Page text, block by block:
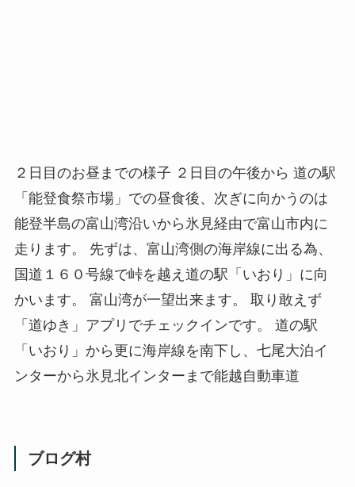
２日目のお昼までの様子 ２日目の午後から 道の駅
「能登食祭市場」での昼食後、次ぎに向かうのは
能登半島の富山湾沿いから氷見経由で富山市内に
走ります。 先ずは、富山湾側の海岸線に出る為、
国道１６０号線で峠を越え道の駅「いおり」に向
かいます。 富山湾が一望出来ます。 取り敢えず
「道ゆき」アプリでチェックインです。 道の駅
「いおり」から更に海岸線を南下し、七尾大泊イ
ンターから氷見北インターまで能越自動車道
ブログ村